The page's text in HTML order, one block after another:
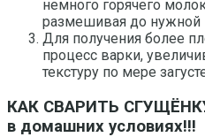
немного горячего
размешивая до нужной
Для получения более
процесс варки,
текстуру по мере
КАК СВАРИТЬ
в домашних условиях!!!